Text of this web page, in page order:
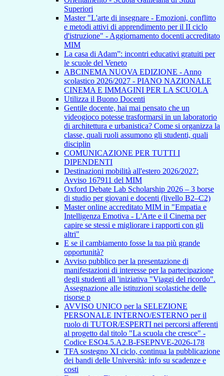
Superiori
Master "L'arte di insegnare - Emozioni, conflitto
e metodi attivi di apprendimento per il II ciclo
d'istruzione" - Aggiornamento docenti accreditato
MIM
La casa di Adam”: incontri educativi gratuiti per
le scuole del Veneto
ABCINEMA NUOVA EDIZIONE - Anno
scolastico 2026/2027 - PIANO NAZIONALE
CINEMA E IMMAGINI PER LA SCUOLA
Utilizza il Buono Docenti
Gentile docente, hai mai pensato che un
videogioco potesse trasformarsi in un laboratorio
di architettura e urbanistica? Come si organizza la
classe, quali ruoli assumono gli studenti, quali
disciplin
COMUNICAZIONE PER TUTTI I
DIPENDENTI
Destinazioni mobilità all'estero 2026/2027:
Avviso 167911 del MIM
Oxford Debate Lab Scholarship 2026 – 3 borse
di studio per giovani e docenti (livello B2–C2)
Master online accreditato MIM in "Empatia e
Intelligenza Emotiva - L'Arte e il Cinema per
capire se stessi e migliorare i rapporti con gli
altri"
E se il cambiamento fosse la tua più grande
opportunità?
Avviso pubblico per la presentazione di
manifestazioni di interesse per la partecipazione
degli studenti all 'iniziativa "Viaggi del ricordo".
Assegnazione alle istituzioni scolastiche delle
risorse p
AVVISO UNICO per la SELEZIONE
PERSONALE INTERNO/ESTERNO per il
ruolo di TUTOR/ESPERTI nei percorsi afferenti
al progetto dal titolo "La scuola che cresce" -
Codice ESO4.5.A2.B-FSEPNVE-2026-178
TFA sostegno XI ciclo, continua la pubblicazione
dei bandi delle Università: info su scadenze e
costi